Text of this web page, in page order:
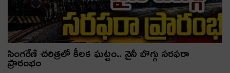
సింగరేణి చరిత్రలో కీలక ఘట్టం.. నైనీ బొగ్గు సరఫరా
ప్రారంభం